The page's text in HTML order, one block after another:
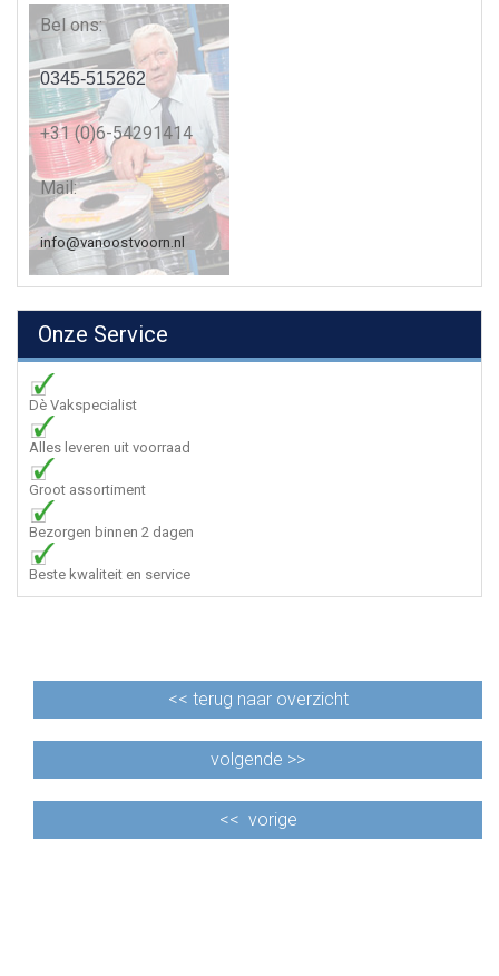
Bel ons:
0345-515262
+31 (0)6-54291414
Mail:
info@vanoostvoorn.nl
Onze Service
Dè Vakspecialist
Alles leveren uit voorraad
Groot assortiment
Bezorgen binnen 2 dagen
Beste kwaliteit en service
<< terug naar overzicht
volgende >>
<< vorige